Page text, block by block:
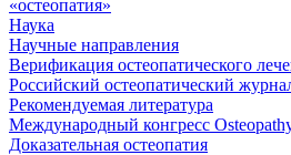
«остеопатия»
Наука
Научные направления
Верификация остеопатического
Российский остеопатический
Рекомендуемая литература
Международный конгресс
Доказательная остеопатия